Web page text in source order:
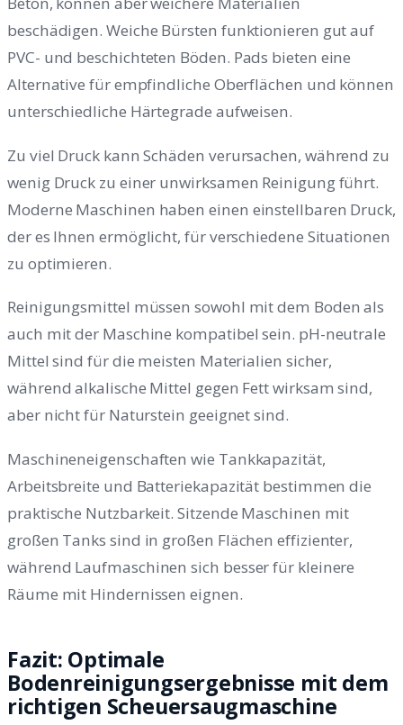
beschädigen. Weiche Bürsten funktionieren gut auf
PVC- und beschichteten Böden. Pads bieten eine
Alternative für empfindliche Oberflächen und können
unterschiedliche Härtegrade aufweisen.
Zu viel Druck kann Schäden verursachen, während zu
wenig Druck zu einer unwirksamen Reinigung führt.
Moderne Maschinen haben einen einstellbaren Druck,
der es Ihnen ermöglicht, für verschiedene Situationen
zu optimieren.
Reinigungsmittel müssen sowohl mit dem Boden als
auch mit der Maschine kompatibel sein. pH-neutrale
Mittel sind für die meisten Materialien sicher,
während alkalische Mittel gegen Fett wirksam sind,
aber nicht für Naturstein geeignet sind.
Maschineneigenschaften wie Tankkapazität,
Arbeitsbreite und Batteriekapazität bestimmen die
praktische Nutzbarkeit. Sitzende Maschinen mit
großen Tanks sind in großen Flächen effizienter,
während Laufmaschinen sich besser für kleinere
Räume mit Hindernissen eignen.
Fazit: Optimale
Bodenreinigungsergebnisse mit dem
richtigen Scheuersaugmaschine